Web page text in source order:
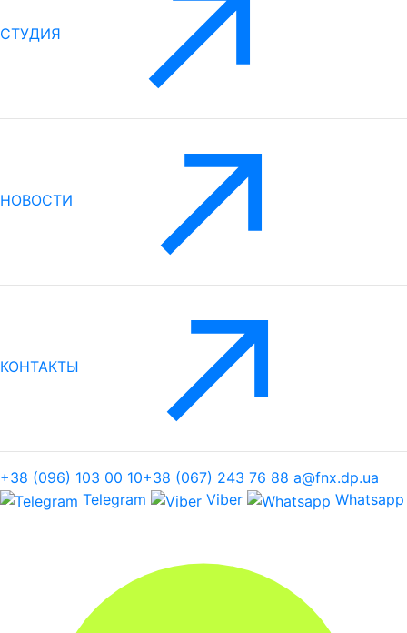
СТУДИЯ
НОВОСТИ
КОНТАКТЫ
+38 (096) 103 00 10+38 (067) 243 76 88 a@fnx.dp.ua
Telegram
Viber Whatsapp